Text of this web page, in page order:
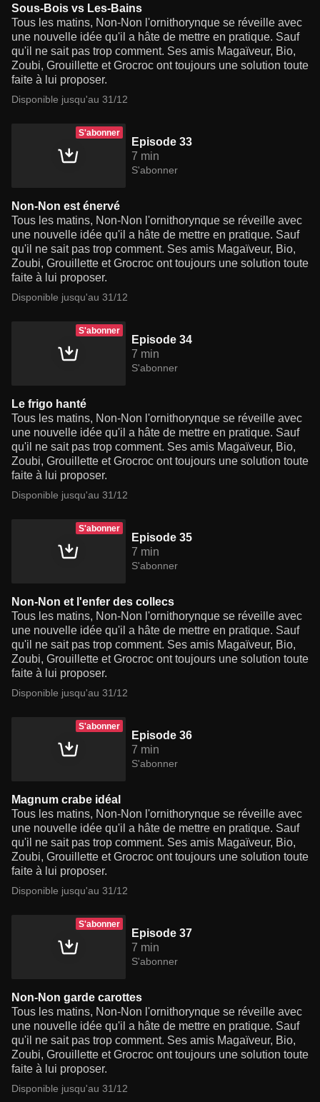
Sous-Bois vs Les-Bains
Tous les matins, Non-Non l'ornithorynque se réveille avec
une nouvelle idée qu'il a hâte de mettre en pratique. Sauf
qu'il ne sait pas trop comment. Ses amis Magaïveur, Bio,
Zoubi, Grouillette et Grocroc ont toujours une solution toute
faite à lui proposer.
Disponible jusqu'au 31/12
S'abonner
Episode 33
7 min
S'abonner
Non-Non est énervé
Tous les matins, Non-Non l'ornithorynque se réveille avec
une nouvelle idée qu'il a hâte de mettre en pratique. Sauf
qu'il ne sait pas trop comment. Ses amis Magaïveur, Bio,
Zoubi, Grouillette et Grocroc ont toujours une solution toute
faite à lui proposer.
Disponible jusqu'au 31/12
S'abonner
Episode 34
7 min
S'abonner
Le frigo hanté
Tous les matins, Non-Non l'ornithorynque se réveille avec
une nouvelle idée qu'il a hâte de mettre en pratique. Sauf
qu'il ne sait pas trop comment. Ses amis Magaïveur, Bio,
Zoubi, Grouillette et Grocroc ont toujours une solution toute
faite à lui proposer.
Disponible jusqu'au 31/12
S'abonner
Episode 35
7 min
S'abonner
Non-Non et l'enfer des collecs
Tous les matins, Non-Non l'ornithorynque se réveille avec
une nouvelle idée qu'il a hâte de mettre en pratique. Sauf
qu'il ne sait pas trop comment. Ses amis Magaïveur, Bio,
Zoubi, Grouillette et Grocroc ont toujours une solution toute
faite à lui proposer.
Disponible jusqu'au 31/12
S'abonner
Episode 36
7 min
S'abonner
Magnum crabe idéal
Tous les matins, Non-Non l'ornithorynque se réveille avec
une nouvelle idée qu'il a hâte de mettre en pratique. Sauf
qu'il ne sait pas trop comment. Ses amis Magaïveur, Bio,
Zoubi, Grouillette et Grocroc ont toujours une solution toute
faite à lui proposer.
Disponible jusqu'au 31/12
S'abonner
Episode 37
7 min
S'abonner
Non-Non garde carottes
Tous les matins, Non-Non l'ornithorynque se réveille avec
une nouvelle idée qu'il a hâte de mettre en pratique. Sauf
qu'il ne sait pas trop comment. Ses amis Magaïveur, Bio,
Zoubi, Grouillette et Grocroc ont toujours une solution toute
faite à lui proposer.
Disponible jusqu'au 31/12